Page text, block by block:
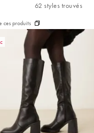
62 styles trouvés
ces produits